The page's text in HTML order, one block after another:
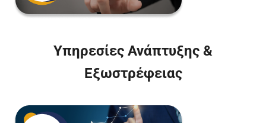
Υπηρεσίες Ανάπτυξης &
Εξωστρέφειας